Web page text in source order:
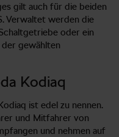
gilt auch für die beiden
Verwaltet werden die
oder ein
gewählten
Kodiaq
ist edel zu nennen.
und Mitfahrer von
und nehmen auf